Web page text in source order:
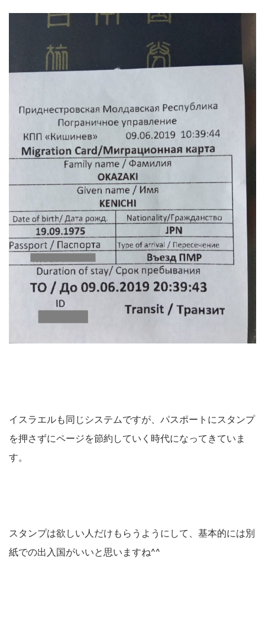
イスラエルも同じシステムですが、パスポートにスタンプ
を押さずにページを節約していく時代になってきていま
す。
スタンプは欲しい人だけもらうようにして、基本的には別
紙での出入国がいいと思いますね^^